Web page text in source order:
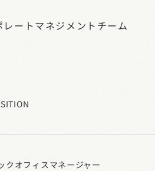
レートマネジメントチーム
クオフィスマネージャー